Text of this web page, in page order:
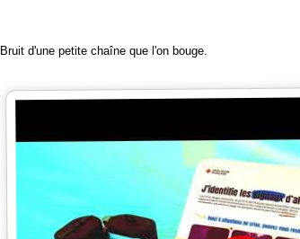
Bruit d'une petite chaîne que l'on bouge.